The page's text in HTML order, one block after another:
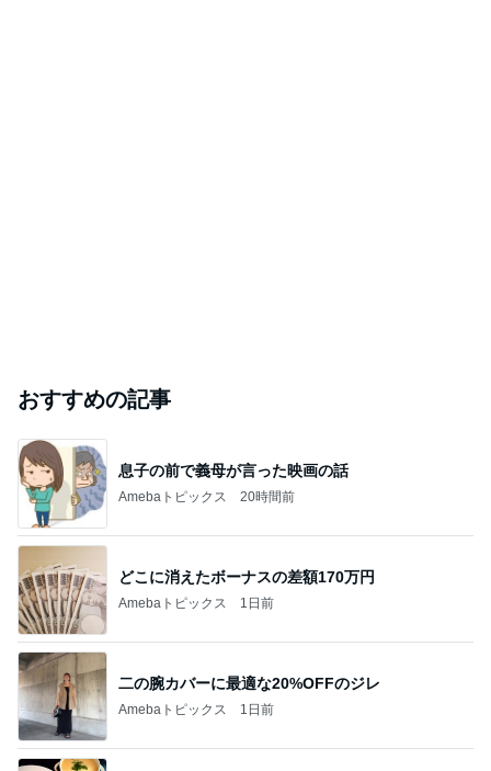
おすすめの記事
息子の前で義母が言った映画の話
Amebaトピックス 20時間前
どこに消えたボーナスの差額170万円
Amebaトピックス 1日前
二の腕カバーに最適な20%OFFのジレ
Amebaトピックス 1日前